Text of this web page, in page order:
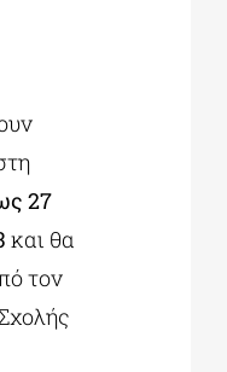
27
και θα
τον